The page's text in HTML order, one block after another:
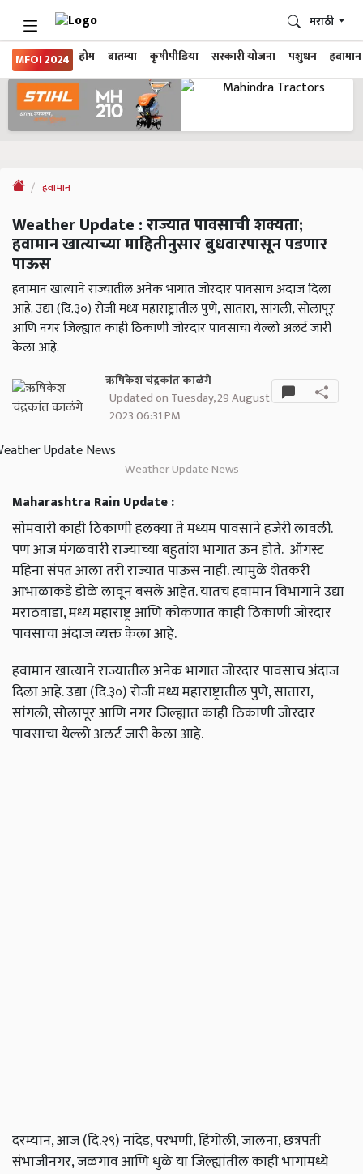
MFOI 2024 होम बातम्या कृषीपीडिया सरकारी योजना पशुधन हवामान
मराठी
हवामान
Weather Update : राज्यात पावसाची शक्यता;
हवामान खात्याच्या माहितीनुसार बुधवारपासून पडणार
पाऊस
हवामान खात्याने राज्यातील अनेक भागात जोरदार पावसाच अंदाज दिला
आहे. उद्या (दि.३०) रोजी मध्य महाराष्ट्रातील पुणे, सातारा, सांगली, सोलापूर
आणि नगर जिल्ह्यात काही ठिकाणी जोरदार पावसाचा येल्लो अलर्ट जारी
केला आहे.
ऋषिकेश चंद्रकांत काळंगे
Updated on Tuesday, 29 August
2023 06:31 PM
Weather Update News
Maharashtra Rain Update :
सोमवारी काही ठिकाणी हलक्या ते मध्यम पावसाने हजेरी लावली.
पण आज मंगळवारी राज्याच्या बहुतांश भागात ऊन होते. ऑगस्ट
महिना संपत आला तरी राज्यात पाऊस नाही. त्यामुळे शेतकरी
आभाळाकडे डोळे लावून बसले आहेत. यातच हवामान विभागाने उद्या
मराठवाडा, मध्य महाराष्ट्र आणि कोकणात काही ठिकाणी जोरदार
पावसाचा अंदाज व्यक्त केला आहे.
हवामान खात्याने राज्यातील अनेक भागात जोरदार पावसाच अंदाज
दिला आहे. उद्या (दि.३०) रोजी मध्य महाराष्ट्रातील पुणे, सातारा,
सांगली, सोलापूर आणि नगर जिल्ह्यात काही ठिकाणी जोरदार
पावसाचा येल्लो अलर्ट जारी केला आहे.
दरम्यान, आज (दि.२९) नांदेड, परभणी, हिंगोली, जालना, छत्रपती
संभाजीनगर, जळगाव आणि धुळे या जिल्ह्यांतील काही भागांमध्ये